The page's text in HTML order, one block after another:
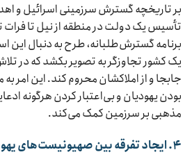
بر تاریخچه گسترش سرزمینی اسرائیل و
تأسیس یک دولت در منطقه از نیل تا فرات
برنامه گسترش‌طلبانه، طرح به دنبال این
یک کشور تجاوزگر به تصویر بکشد که در
جابجا و از املاکشان محروم کند. این امر به
بودن یهودیان و بی‌اعتبار کردن هرگونه
مذهبی بر سرزمین کمک می‌کند.
۴. ایجاد تفرقه بین صهیونیست‌های یهودی و مسیحی